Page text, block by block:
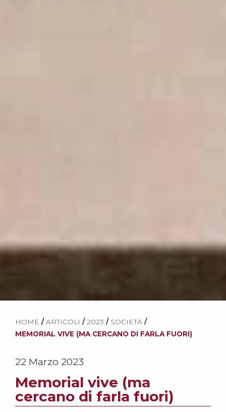
HOME / ARTICOLI / 2023 / SOCIETÀ /
MEMORIAL VIVE (MA CERCANO DI FARLA FUORI)
22 Marzo 2023
Memorial vive (ma
cercano di farla fuori)